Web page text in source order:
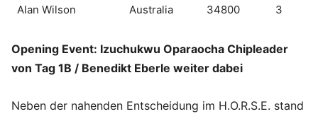
Alan Wilson Australia 34800 3
Opening Event: Izuchukwu Oparaocha Chipleader
von Tag 1B / Benedikt Eberle weiter dabei
Neben der nahenden Entscheidung im H.O.R.S.E. stand